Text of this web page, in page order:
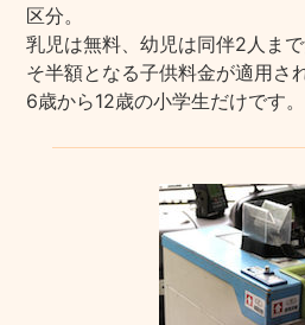
区分。
乳児は無料、幼児は同伴2人ま
そ半額となる子供料金が適用さ
6歳から12歳の小学生だけです。